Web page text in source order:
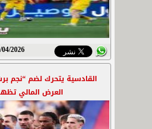
05/04/2026 -
القادسية يتحرك لضم “نجم
العرض المالي